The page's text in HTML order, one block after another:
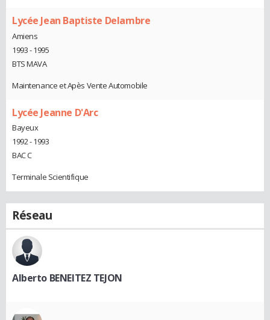
Lycée Jean Baptiste Delambre
Amiens
1993 - 1995
BTS MAVA
Maintenance et Apès Vente Automobile
Lycée Jeanne D'Arc
Bayeux
1992 - 1993
BAC C
Terminale Scientifique
Réseau
Alberto BENEITEZ TEJON